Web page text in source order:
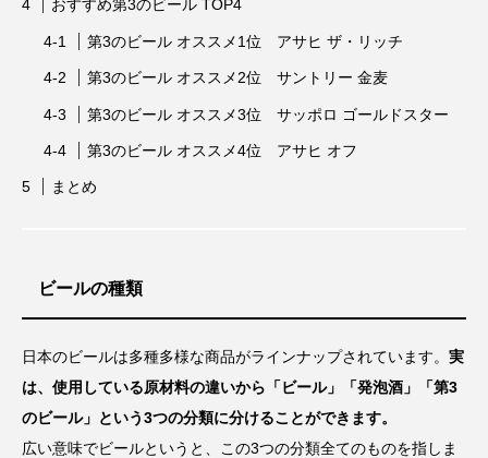
おすすめ第3のビール TOP4
第3のビール オススメ1位 アサヒ ザ・リッチ
第3のビール オススメ2位 サントリー 金麦
第3のビール オススメ3位 サッポロ ゴールドスター
第3のビール オススメ4位 アサヒ オフ
まとめ
ビールの種類
日本のビールは多種多様な商品がラインナップされています。 実
は、使用している原材料の違いから「ビール」「発泡酒」「第3
のビール」という3つの分類に分けることができます。
広い意味でビールというと、この3つの分類全てのものを指しま